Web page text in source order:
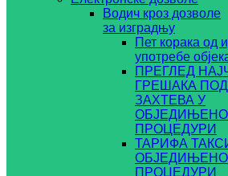
Водич кроз дозволе
за изградњу
Пет корака од
употребе
ПРЕГЛЕД
ГРЕШАКА
ЗАХТЕВА У
ПРОЦЕДУРИ
ТАРИФА
ПРОЦЕДУРИ